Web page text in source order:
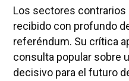
Los sectores contrarios
recibido con profundo
referéndum. Su crítica
consulta popular sobre
decisivo para el futuro